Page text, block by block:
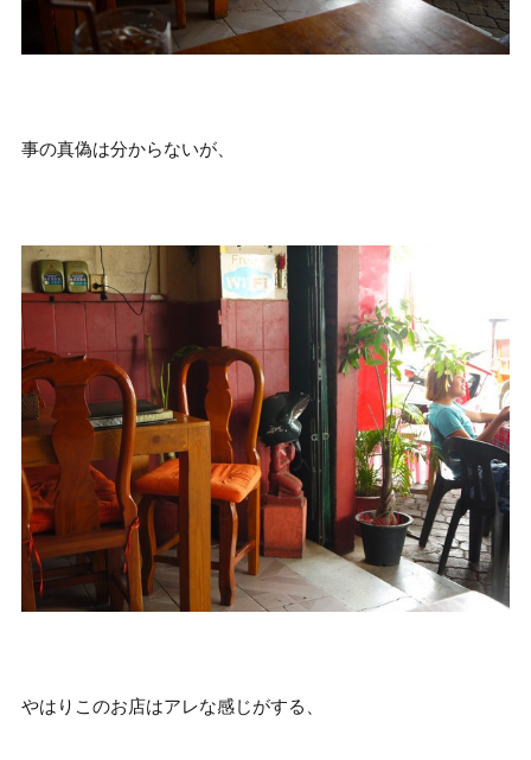
事の真偽は分からないが、
やはりこのお店はアレな感じがする、